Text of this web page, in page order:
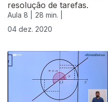
resolução de tarefas.
Aula 8 |
28 min. |
04 dez. 2020
511870